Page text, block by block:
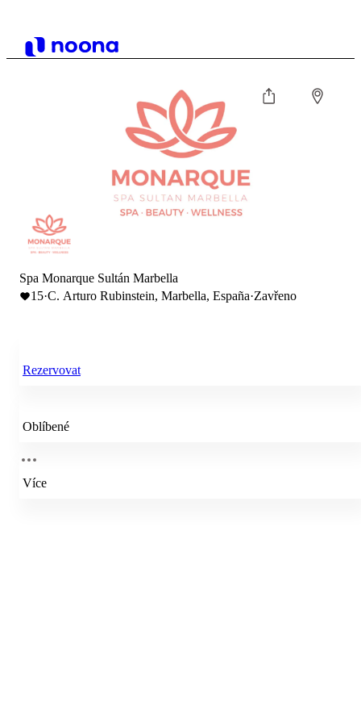
Spa Monarque Sultán Marbella
15·C. Arturo Rubinstein, Marbella, España·Zavřeno
Rezervovat
Oblíbené
Více